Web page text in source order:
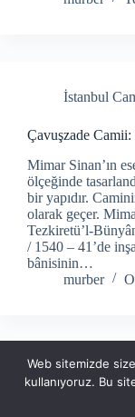
İstanbul
Çavuşzade
Mimar Sinan’ın
ölçeğinde
bir yapıdır.
olarak geçer.
Tezkiretü’l-
/ 1540 – 41’de
bânisinin…
murber
Web sitemizde
kullanıyoruz. Bu